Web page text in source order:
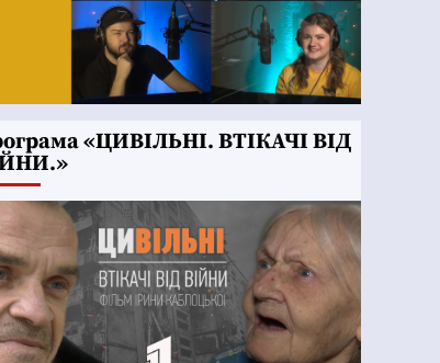
«ЦИВІЛЬНІ. ВТІКАЧІ ВІД